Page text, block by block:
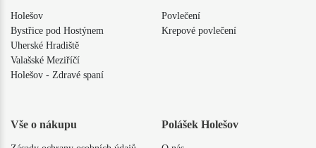
Holešov
Bystřice pod Hostýnem
Uherské Hradiště
Valašské Meziříčí
Holešov - Zdravé spaní
Povlečení
Krepové povlečení
Vše o nákupu Polášek Holešov